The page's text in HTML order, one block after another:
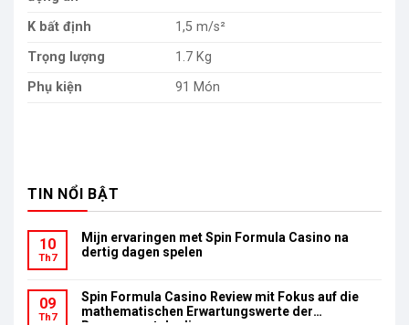
K bất định
1,5 m/s²
Trọng lượng
1.7 Kg
Phụ kiện
91 Món
TIN NỔI BẬT
10
Th7
Mijn ervaringen met Spin Formula Casino na
dertig dagen spelen
09
Th7
Spin Formula Casino Review mit Fokus auf die
mathematischen Erwartungswerte der